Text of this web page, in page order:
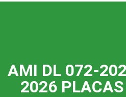
AMI DL 072-
2026